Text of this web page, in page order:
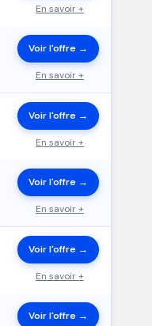
En savoir +
Voir l'offre →
En savoir +
Voir l'offre →
En savoir +
Voir l'offre →
En savoir +
Voir l'offre →
En savoir +
Voir l'offre →